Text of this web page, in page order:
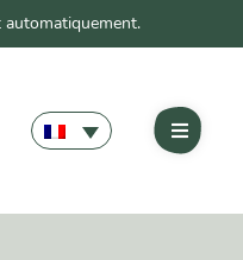
automatiquement.